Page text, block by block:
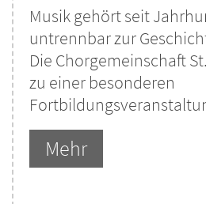
Musik gehört seit
untrennbar zur
Die Chorgemeinschaft
zu einer besonderen
Mehr